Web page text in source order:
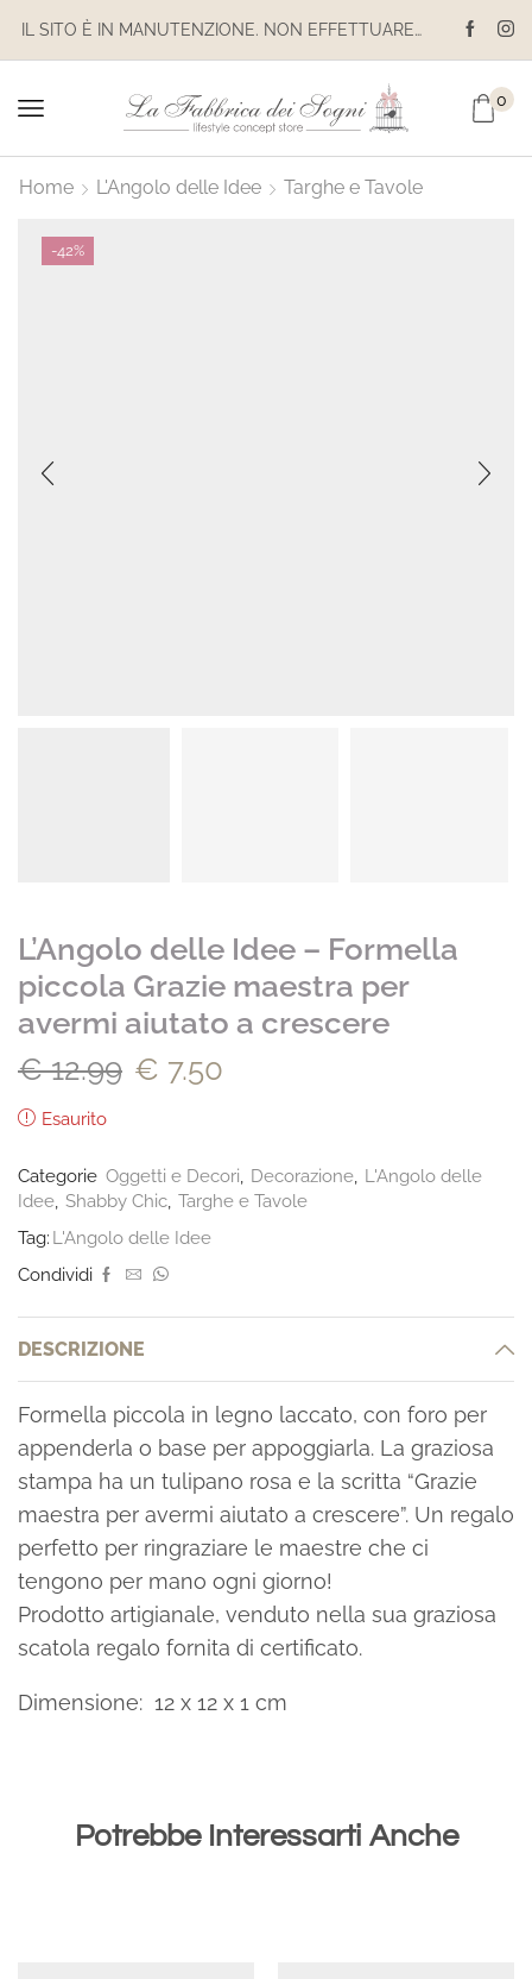
IL SITO È IN MANUTENZIONE. NON EFFETTUARE ACQUISTI. LE SPEDIZIONI SONO SOSPESE
0
Home L'Angolo delle Idee Targhe e Tavole
-42%
L’Angolo delle Idee – Formella
piccola Grazie maestra per
avermi aiutato a crescere
€12.99 € 7.50
Esaurito
Categorie Oggetti e Decori Decorazione L'Angolo delle
Idee Shabby Chic Targhe e Tavole
Tag: L'Angolo delle Idee
Condividi
DESCRIZIONE
Formella piccola in legno laccato, con foro per
appenderla o base per appoggiarla. La graziosa
stampa ha un tulipano rosa e la scritta “Grazie
maestra per avermi aiutato a crescere”. Un regalo
perfetto per ringraziare le maestre che ci
tengono per mano ogni giorno!
Prodotto artigianale, venduto nella sua graziosa
scatola regalo fornita di certificato.
Dimensione: 12 x 12 x 1 cm
Potrebbe Interessarti Anche